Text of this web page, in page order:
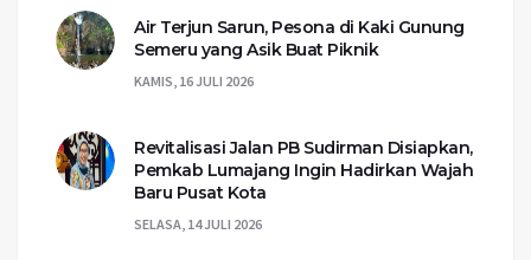
Air Terjun Sarun, Pesona di Kaki Gunung
Semeru yang Asik Buat Piknik
KAMIS, 16 JULI 2026
Revitalisasi Jalan PB Sudirman Disiapkan,
Pemkab Lumajang Ingin Hadirkan Wajah
Baru Pusat Kota
SELASA, 14 JULI 2026